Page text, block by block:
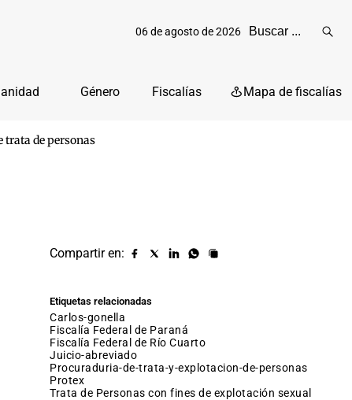
06 de agosto de 2026
Género Fiscalías Mapa de fiscalías
trata de personas
Compartir en:
Compartir
Compartir
Compartir
Compartir
Copiar
Etiquetas relacionadas
carlos-gonella
Fiscalía Federal de Paraná
Fiscalía Federal de Río Cuarto
juicio-abreviado
procuraduria-de-trata-y-explotacion-de-personas
protex
Trata de Personas con fines de explotación sexual